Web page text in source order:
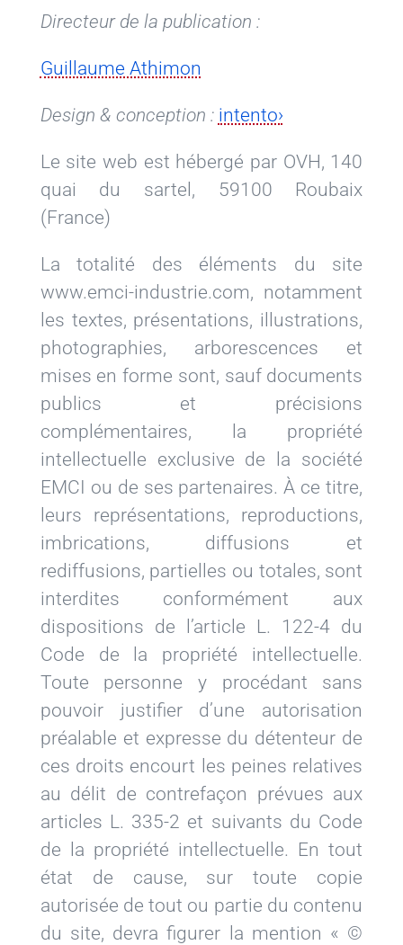
Directeur de la publication :
Guillaume Athimon
Design & conception : intento›
Le site web est hébergé par OVH, 140
quai du sartel, 59100 Roubaix
(France)
La totalité des éléments du site
www.emci-industrie.com, notamment
les textes, présentations, illustrations,
photographies, arborescences et
mises en forme sont, sauf documents
publics et précisions
complémentaires, la propriété
intellectuelle exclusive de la société
EMCI ou de ses partenaires. À ce titre,
leurs représentations, reproductions,
imbrications, diffusions et
rediffusions, partielles ou totales, sont
interdites conformément aux
dispositions de l’article L. 122-4 du
Code de la propriété intellectuelle.
Toute personne y procédant sans
pouvoir justifier d’une autorisation
préalable et expresse du détenteur de
ces droits encourt les peines relatives
au délit de contrefaçon prévues aux
articles L. 335-2 et suivants du Code
de la propriété intellectuelle. En tout
état de cause, sur toute copie
autorisée de tout ou partie du contenu
du site, devra figurer la mention « ©